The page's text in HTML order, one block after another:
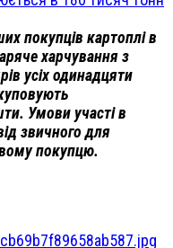
покупців картоплі в
харчування з
усіх одинадцяти
Умови участі в
звичного для
покупцю.